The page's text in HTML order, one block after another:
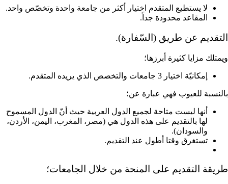
لا يستطيع المتقدم اختيار أكثر من جامعة واحدة وتخصّص واحد.
المقاعد محدودة جداً.
التقديم عن طريق (السّفارة).
ويمتلك مزايا كثيرة أبرزها؛
إمكانيّة اختيار 3 جامعات والتخصص الذي يريده المتقدم.
بالنسبة للعيوب فهي عبارة عن؛
أنها ليست متاحة لجميع الدول العربية حيث أنّ الدول المسموح
لها بالتقديم على هذه الدول هي (مصر، المغرب، اليمن، الأردن،
والسودان).
تستغرق وقتا أطول عند التقديم.
طريقة التقديم على المنحة من خلال الجامعات؛